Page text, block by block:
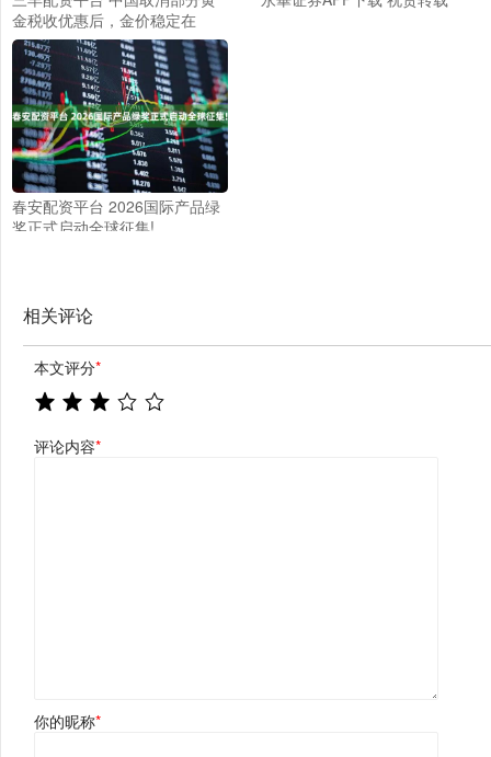
金税收优惠后，金价稳定在
4000美元左右
春安配资平台 2026国际产品绿
奖正式启动全球征集!
相关评论
本文评分*
评论内容*
你的昵称*